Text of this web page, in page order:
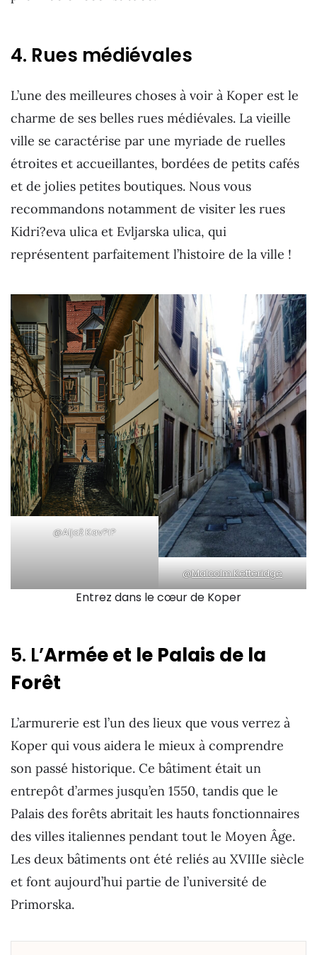
4. Rues médiévales
L’une des meilleures choses à voir à Koper est le
charme de ses belles rues médiévales. La vieille
ville se caractérise par une myriade de ruelles
étroites et accueillantes, bordées de petits cafés
et de jolies petites boutiques. Nous vous
recommandons notamment de visiter les rues
Kidri?eva ulica et Evljarska ulica, qui
représentent parfaitement l’histoire de la ville !
@Aljaž Kav?i?
@Malcolm Ketteridge
Entrez dans le cœur de Koper
5. L’Armée et le Palais de la
Forêt
L’armurerie est l’un des lieux que vous verrez à
Koper qui vous aidera le mieux à comprendre
son passé historique. Ce bâtiment était un
entrepôt d’armes jusqu’en 1550, tandis que le
Palais des forêts abritait les hauts fonctionnaires
des villes italiennes pendant tout le Moyen Âge.
Les deux bâtiments ont été reliés au XVIIIe siècle
et font aujourd’hui partie de l’université de
Primorska.